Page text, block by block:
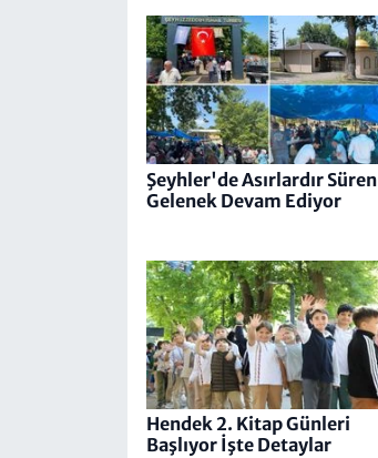
Şeyhler'de Asırlardır Süren
Gelenek Devam Ediyor
Hendek 2. Kitap Günleri
Başlıyor İşte Detaylar